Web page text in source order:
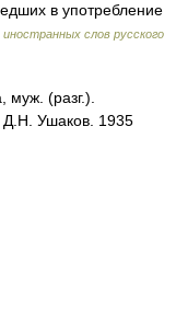
в употребление
слов русского
(разг.).
Д.Н. Ушаков. 1935